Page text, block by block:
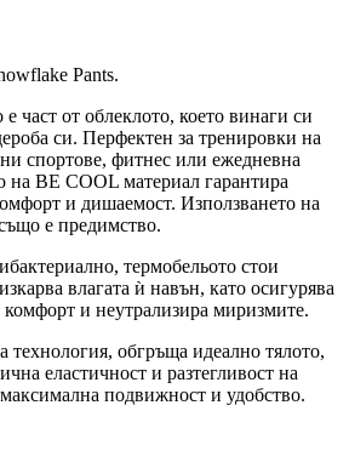
Pants.
част от облеклото, което винаги си
си. Перфектен за тренировки на
спортове, фитнес или ежедневна
на BE COOL материал гарантира
и дишаемост. Използването на
е предимство.
термобельото стои
влагата ѝ навън, като осигурява
и неутрализира миризмите.
технология, обгръща идеално тялото,
еластичност и разтегливост на
подвижност и удобство.